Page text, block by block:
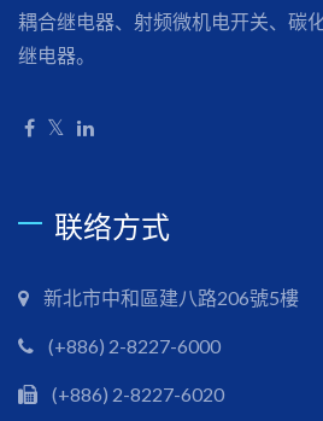
耦合继电器、射频微机电开关、碳
继电器。
联络方式
新北市中和區建八路206號5樓
(+886) 2-8227-6000
(+886) 2-8227-6020